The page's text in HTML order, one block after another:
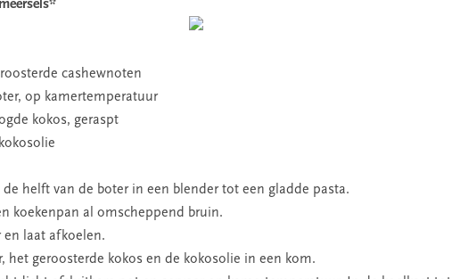
cashewnoten
op kamertemperatuur
kokos, geraspt
de helft van de boter in een blender tot een gladde pasta.
koekenpan al omscheppend bruin.
en laat afkoelen.
het geroosterde kokos en de kokosolie in een kom.